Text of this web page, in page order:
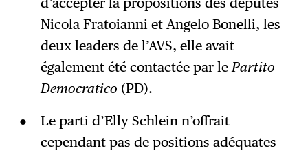
Nicola Fratoianni et Angelo Bonelli, les
deux leaders de l’AVS, elle avait
également été contactée par le Partito
Democratico (PD).
Le parti d’Elly Schlein n’offrait
cependant pas de positions adéquates